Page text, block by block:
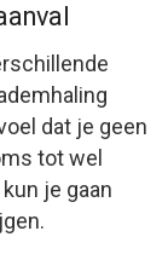
dat je geen
tot wel
je gaan